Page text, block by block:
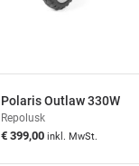
Polaris Outlaw 330W
Repolusk
€ 399,00 inkl. MwSt.